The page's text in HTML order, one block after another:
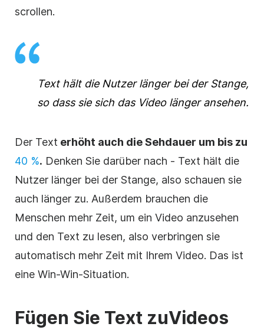
scrollen.
Text hält die Nutzer länger bei der Stange,
so dass sie sich das Videolänger ansehen.
Der Text erhöht auch die Sehdauer um bis zu
40 %. Denken Sie darüber nach - Text hält die
Nutzer länger bei der Stange, also schauen sie
auch länger zu. Außerdem brauchen die
Menschen mehr Zeit, um ein Video anzusehen
und den Text zu lesen, also verbringen sie
automatisch mehr Zeit mit Ihrem Video. Das ist
eine Win-Win-Situation.
Fügen Sie Text zuVideos